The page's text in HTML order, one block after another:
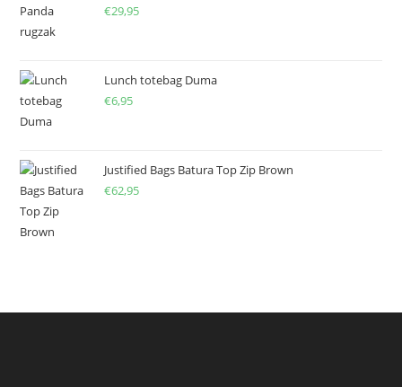
€29,95
Lunch totebag Duma
€6,95
Justified Bags Batura Top Zip Brown
€62,95